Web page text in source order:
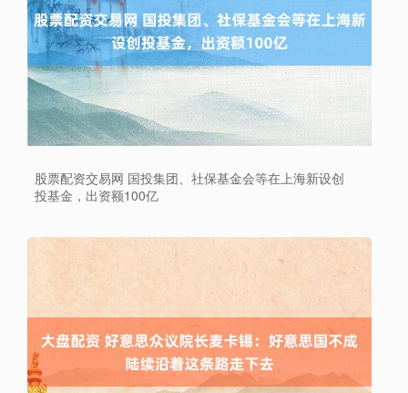
股票配资交易网 国投集团、社保基金会等在上海新设创
投基金，出资额100亿